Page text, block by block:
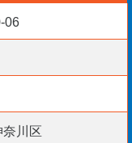
き方を希望する
たい方
06
川区